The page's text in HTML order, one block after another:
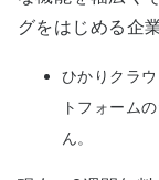
グをはじめる企
ひかりクラ
トフォーム
ん。